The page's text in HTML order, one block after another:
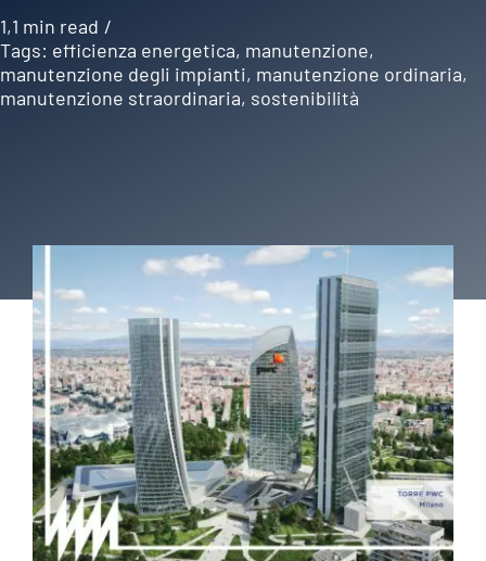
1,1 min read /
Tags: efficienza energetica, manutenzione,
manutenzione degli impianti, manutenzione ordinaria,
manutenzione straordinaria, sostenibilità